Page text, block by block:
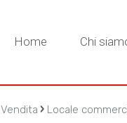
Home Chi
Vendita › Locale